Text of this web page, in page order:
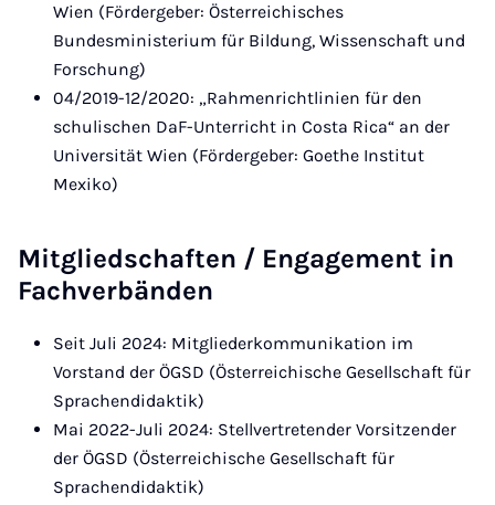
Wien (Fördergeber: Österreichisches
Bundesministerium für Bildung, Wissenschaft und
Forschung)
04/2019-12/2020: „Rahmenrichtlinien für den
schulischen DaF-Unterricht in Costa Rica“ an der
Universität Wien (Fördergeber: Goethe Institut
Mexiko)
Mitgliedschaften / Engagement in
Fachverbänden
Seit Juli 2024: Mitgliederkommunikation im
Vorstand der ÖGSD (Österreichische Gesellschaft für
Sprachendidaktik)
Mai 2022-Juli 2024: Stellvertretender Vorsitzender
der ÖGSD (Österreichische Gesellschaft für
Sprachendidaktik)